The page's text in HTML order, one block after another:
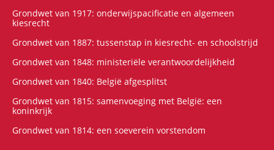
Grondwet van 1917: onderwijspacificatie en algemeen
kiesrecht
Grondwet van 1887: tussenstap in kiesrecht- en schoolstrijd
Grondwet van 1848: ministeriële verantwoordelijkheid
Grondwet van 1840: België afgesplitst
Grondwet van 1815: samenvoeging met België: een
koninkrijk
Grondwet van 1814: een soeverein vorstendom